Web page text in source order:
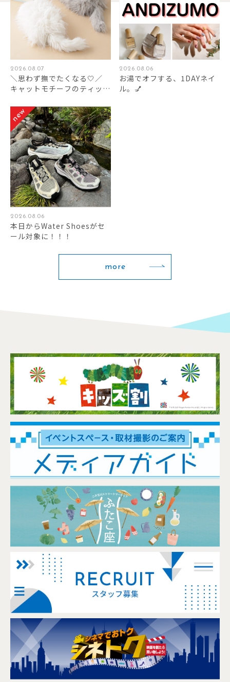
2026.08.07
＼思わず撫でたくなる🤍／
キャットモチーフのティッシ
2026.08.06
お湯でオフする、1DAYネイ
ル。💅
2026.08.06
本日からWater Shoesがセ
ール対象に！！！
more